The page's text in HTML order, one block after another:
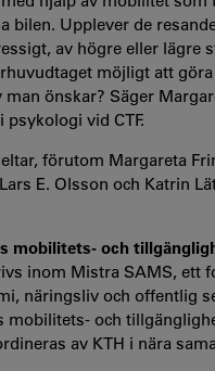
bilen. Upplever de
av högre eller lägre
möjligt att
man önskar? Säger
psykologi vid CTF.
förutom Margareta
E. Olsson och Katrin
mobilitets- och
inom Mistra SAMS, ett
näringsliv och offentlig
mobilitets- och
av KTH i nära